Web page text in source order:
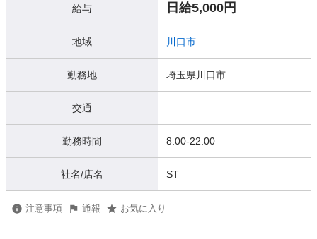
給与 日給5,000円
地域 川口市
勤務地 埼玉県川口市
交通
勤務時間 8:00-22:00
社名/店名 ST
注意事項 通報 お気に入り